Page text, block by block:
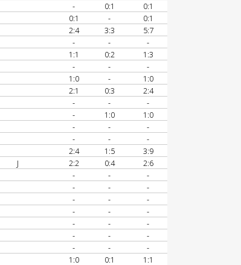
- 0:1
0:1
0:1 -
0:1
2:4 3:3
5:7
- -
-
1:1 0:2
1:3
- -
-
1:0 -
1:0
2:1 0:3
2:4
- -
-
- 1:0
1:0
- -
-
- -
-
2:4 1:5
3:9
J 2:2 0:4
2:6
- -
-
- -
-
- -
-
- -
-
- -
-
- -
-
- -
-
1:0 0:1 1:1